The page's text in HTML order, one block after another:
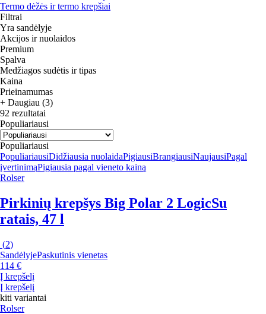
Termo dėžės ir termo krepšiai
Filtrai
Yra sandėlyje
Akcijos ir nuolaidos
Premium
Spalva
Medžiagos sudėtis ir tipas
Kaina
Prieinamumas
+ Daugiau (3)
92 rezultatai
Populiariausi
Populiariausi
PopuliariausiDidžiausia nuolaidaPigiausiBrangiausiNaujausiPagal
įvertinimąPigiausia pagal vieneto kainą
Rolser
Pirkinių krepšys Big Polar 2 LogicSu
ratais, 47 l
(2)
SandėlyjePaskutinis vienetas
114 €
Į krepšelį
Į krepšelį
kiti variantai
Rolser